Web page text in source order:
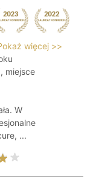
więcej >>
miejsce
W
...